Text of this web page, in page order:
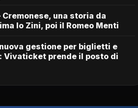
Cremonese, una storia da
lo Zini, poi il Romeo Menti
gestione per biglietti e
Vivaticket prende il posto di